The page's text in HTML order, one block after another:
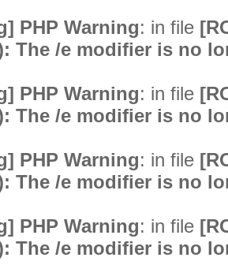
PHP Warning: in file
The /e modifier is no
PHP Warning: in file
The /e modifier is no
PHP Warning: in file
The /e modifier is no
PHP Warning: in file
The /e modifier is no